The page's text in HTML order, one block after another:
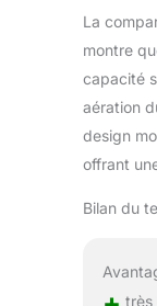
La
montre
capacité
aération
design
offrant
Bilan du
très